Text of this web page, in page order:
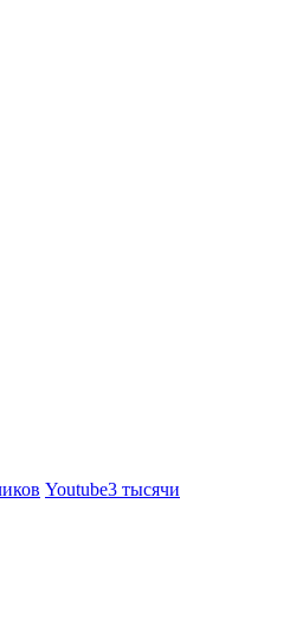
Youtube3 тысячи